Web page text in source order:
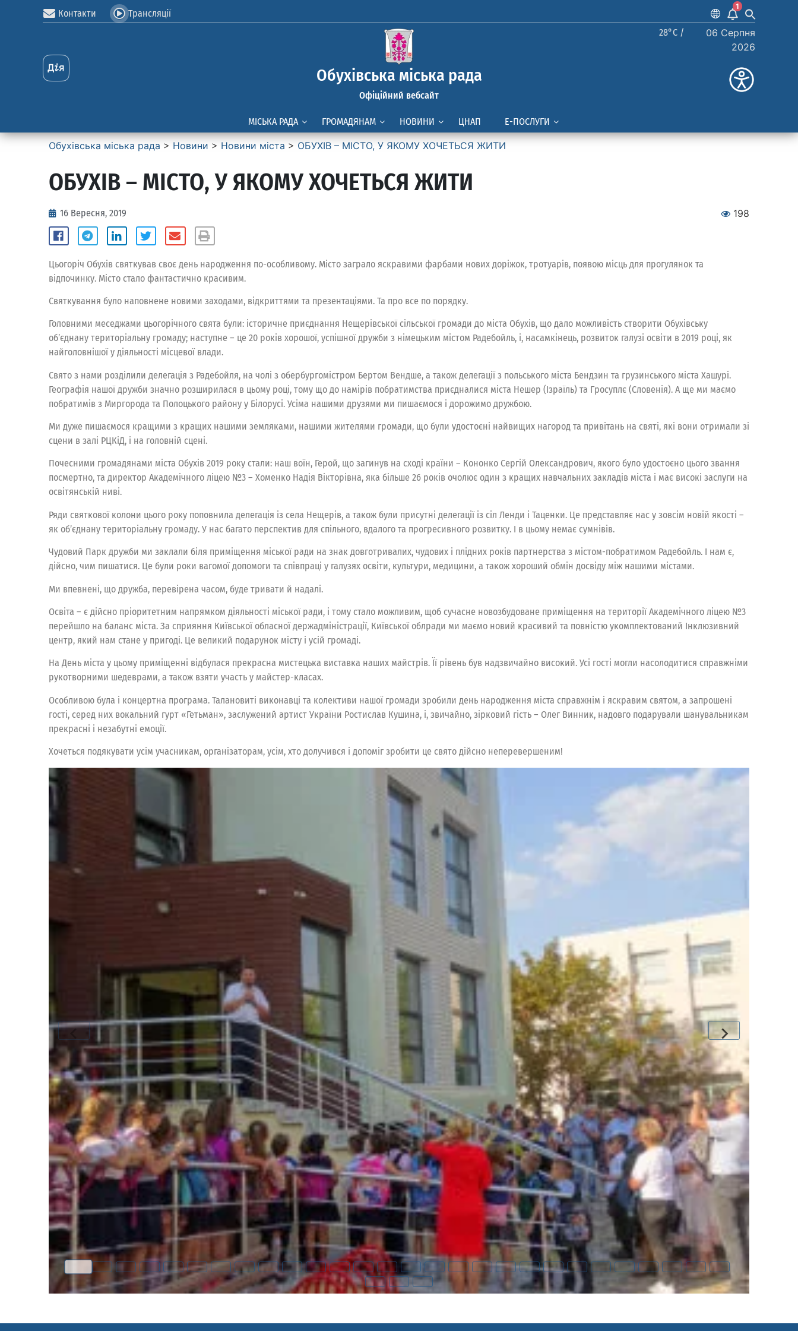
Контакти Трансляції
1
Обухівська міська рада
Офіційний вебсайт
28°C /
06 Серпня
2026
МІСЬКА РАДА ГРОМАДЯНАМ НОВИНИ ЦНАП Е-ПОСЛУГИ
Обухівська міська рада > Новини > Новини міста > ОБУХІВ – МІСТО, У ЯКОМУ ХОЧЕТЬСЯ ЖИТИ
ОБУХІВ – МІСТО, У ЯКОМУ ХОЧЕТЬСЯ ЖИТИ
16 Вересня, 2019 198
Цьогоріч Обухів святкував своє день народження по-особливому. Місто заграло яскравими фарбами нових доріжок, тротуарів, появою місць для прогулянок та
відпочинку. Місто стало фантастично красивим.
Святкування було наповнене новими заходами, відкриттями та презентаціями. Та про все по порядку.
Головними меседжами цьогорічного свята були: історичне приєднання Нещерівської сільської громади до міста Обухів, що дало можливість створити Обухівську
об’єднану територіальну громаду; наступне – це 20 років хорошої, успішної дружби з німецьким містом Радебойль, і, насамкінець, розвиток галузі освіти в 2019 році, як
найголовнішої у діяльності місцевої влади.
Свято з нами розділили делегація з Радебойля, на чолі з обербургомістром Бертом Вендше, а також делегації з польського міста Бендзин та грузинського міста Хашурі.
Географія нашої дружби значно розширилася в цьому році, тому що до намірів побратимства приєдналися міста Нешер (Ізраїль) та Гросуплє (Словенія). А ще ми маємо
побратимів з Миргорода та Полоцького району у Білорусі. Усіма нашими друзями ми пишаємося і дорожимо дружбою.
Ми дуже пишаємося кращими з кращих нашими земляками, нашими жителями громади, що були удостоєні найвищих нагород та привітань на святі, які вони отримали зі
сцени в залі РЦКіД, і на головній сцені.
Почесними громадянами міста Обухів 2019 року стали: наш воїн, Герой, що загинув на сході країни – Кононко Сергій Олександрович, якого було удостоєно цього звання
посмертно, та директор Академічного ліцею №3 – Хоменко Надія Вікторівна, яка більше 26 років очолює один з кращих навчальних закладів міста і має високі заслуги на
освітянській ниві.
Ряди святкової колони цього року поповнила делегація із села Нещерів, а також були присутні делегації із сіл Ленди і Таценки. Це представляє нас у зовсім новій якості –
як об’єднану територіальну громаду. У нас багато перспектив для спільного, вдалого та прогресивного розвитку. І в цьому немає сумнівів.
Чудовий Парк дружби ми заклали біля приміщення міської ради на знак довготривалих, чудових і плідних років партнерства з містом-побратимом Радебойль. І нам є,
дійсно, чим пишатися. Це були роки вагомої допомоги та співпраці у галузях освіти, культури, медицини, а також хороший обмін досвіду між нашими містами.
Ми впевнені, що дружба, перевірена часом, буде тривати й надалі.
Освіта – є дійсно пріоритетним напрямком діяльності міської ради, і тому стало можливим, щоб сучасне новозбудоване приміщення на території Академічного ліцею №3
перейшло на баланс міста. За сприяння Київської обласної держадміністрації, Київської облради ми маємо новий красивий та повністю укомплектований Інклюзивний
центр, який нам стане у пригоді. Це великий подарунок місту і усій громаді.
На День міста у цьому приміщенні відбулася прекрасна мистецька виставка наших майстрів. Її рівень був надзвичайно високий. Усі гості могли насолодитися справжніми
рукотворними шедеврами, а також взяти участь у майстер-класах.
Особливою була і концертна програма. Талановиті виконавці та колективи нашої громади зробили день народження міста справжнім і яскравим святом, а запрошені
гості, серед них вокальний гурт «Гетьман», заслужений артист України Ростислав Кушина, і, звичайно, зірковий гість – Олег Винник, надовго подарували шанувальникам
прекрасні і незабутні емоції.
Хочеться подякувати усім учасникам, організаторам, усім, хто долучився і допоміг зробити це свято дійсно неперевершеним!